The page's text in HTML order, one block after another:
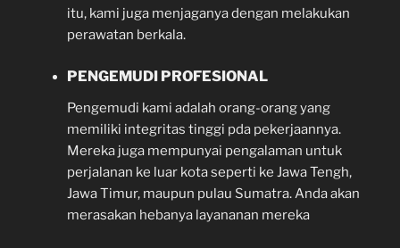
itu, kami juga menjaganya dengan melakukan
perawatan berkala.
PENGEMUDI PROFESIONAL
Pengemudi kami adalah orang-orang yang
memiliki integritas tinggi pda pekerjaannya.
Mereka juga mempunyai pengalaman untuk
perjalanan ke luar kota seperti ke Jawa Tengh,
Jawa Timur, maupun pulau Sumatra. Anda akan
merasakan hebanya layananan mereka